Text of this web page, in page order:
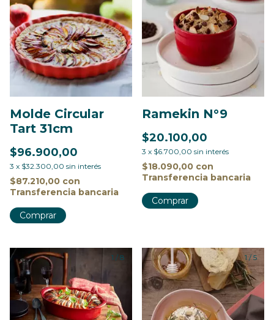
Molde Circular
Tart 31cm
$96.900,00
3 x $32.300,00 sin interés
$87.210,00 con
Transferencia bancaria
Comprar
Ramekin N°9
$20.100,00
3 x $6.700,00 sin interés
$18.090,00 con
Transferencia bancaria
Comprar
1 / 8 1 /5